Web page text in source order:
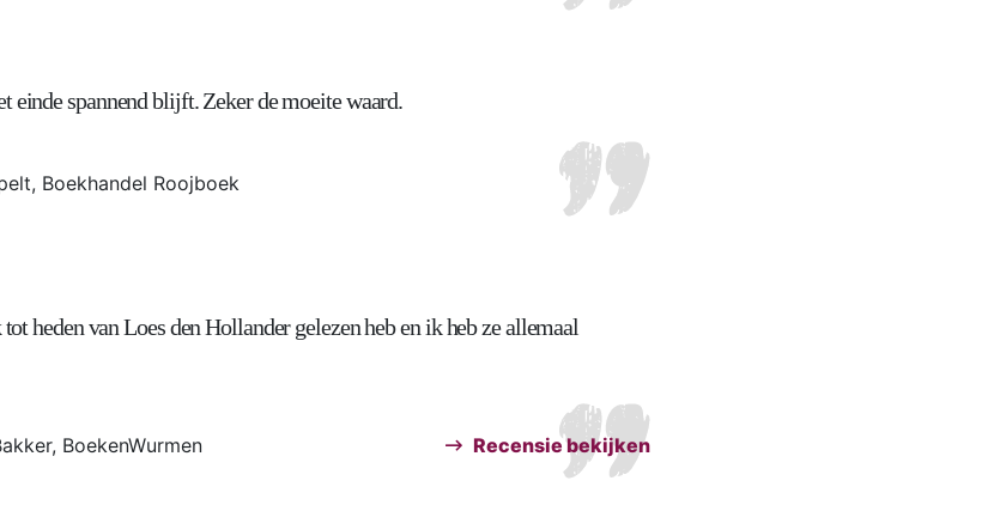
einde spannend blijft. Zeker de moeite waard.
Boekhandel Roojboek
heden van Loes den Hollander gelezen heb en ik heb ze allemaal
BoekenWurmen Recensie bekijken